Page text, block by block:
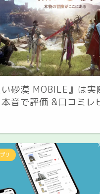
い砂漠 MOBILE』は実
音で評価 &口コミレ
リ